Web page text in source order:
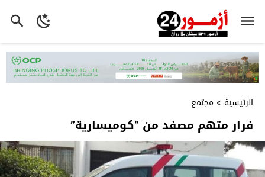
الرئيسية » مجتمع
فرار متهم مصفد من “كوميسارية”